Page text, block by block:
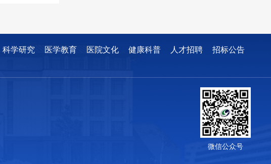
科学研究 医学教育 医院文化 健康科普 人才招聘
招标公告
微信公众号